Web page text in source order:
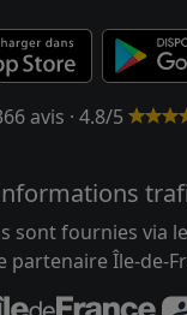
avis · 4.8/5
sont fournies via
partenaire Île-de-